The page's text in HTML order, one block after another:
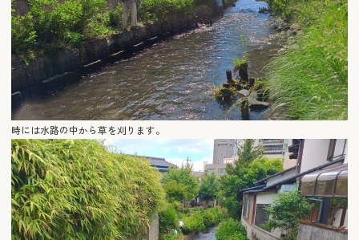
時には水路の中から草を刈ります。